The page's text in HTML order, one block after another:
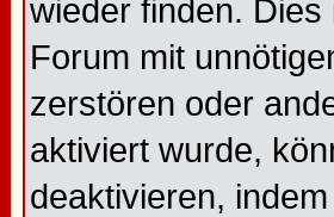
wieder finden. Dies
Forum mit
zerstören oder
aktiviert wurde,
deaktivieren,